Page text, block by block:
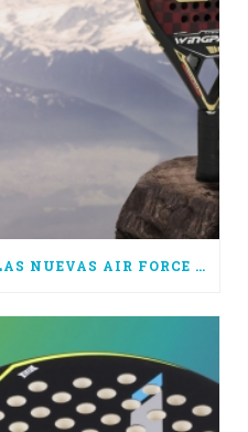
WINGPADEL PRESENTA LAS NUEVAS AIR FORCE 3.0